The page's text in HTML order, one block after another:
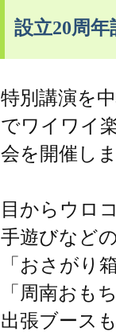
設立20周
特別講演を
でワイワイ
会を開催し
目からウロ
手遊びなど
「おさがり
「周南おも
出張ブース